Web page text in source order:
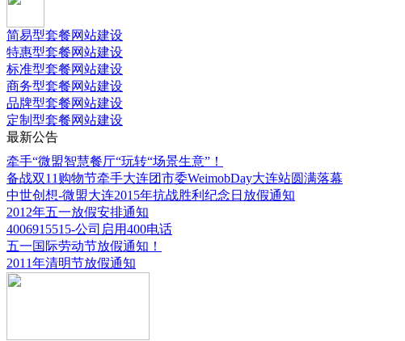
简易型套餐网站建设
特惠型套餐网站建设
标准型套餐网站建设
商务型套餐网站建设
品牌型套餐网站建设
定制型套餐网站建设
最新公告
牵手“微盟智慧餐厅“玩转“场景生意”！
备战双11购物节牵手大连团市委WeimobDay大连站圆满落幕
中世创想-微盟大连2015年抗战胜利纪念日放假通知
2012年五一放假安排通知
4006915515-公司启用400电话
五一国际劳动节放假通知！
2011年清明节放假通知